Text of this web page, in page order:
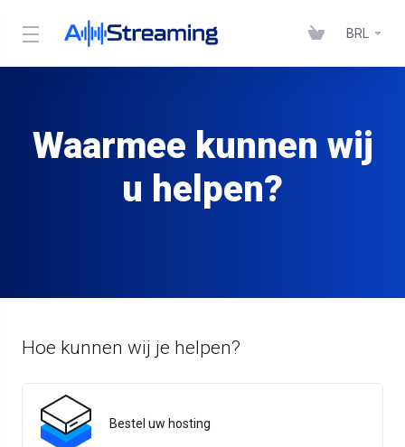
BRL
Waarmee kunnen wij
u helpen?
Hoe kunnen wij je helpen?
Bestel uw hosting